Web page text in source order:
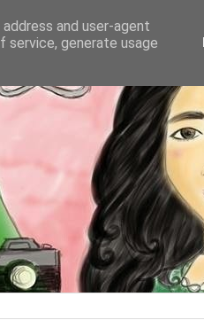
and user-agent
service, generate usage